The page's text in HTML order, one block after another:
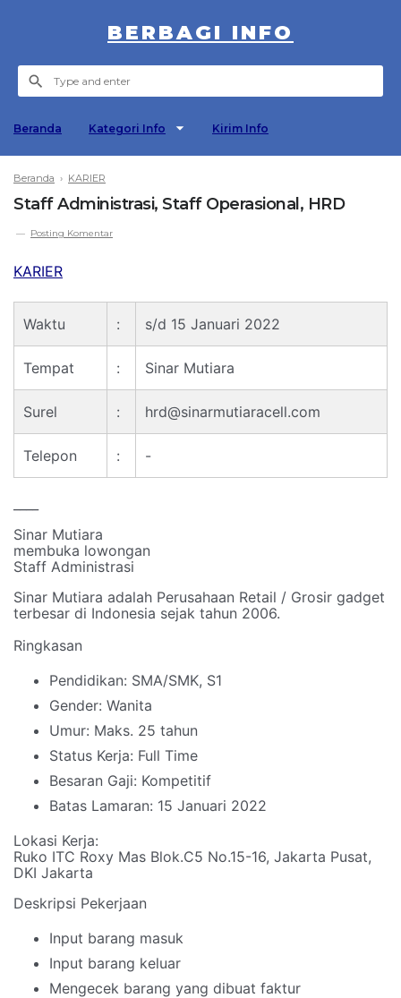
BERBAGI INFO
Beranda Kategori Info Kirim Info
Beranda › KARIER
Staff Administrasi, Staff Operasional, HRD
Posting Komentar
KARIER
Waktu : s/d 15 Januari 2022
Tempat : Sinar Mutiara
Surel : hrd@sinarmutiaracell.com
Telepon : -
Sinar Mutiara
membuka lowongan
Staff Administrasi
Sinar Mutiara adalah Perusahaan Retail / Grosir gadget
terbesar di Indonesia sejak tahun 2006.
Ringkasan
Pendidikan: SMA/SMK, S1
Gender: Wanita
Umur: Maks. 25 tahun
Status Kerja: Full Time
Besaran Gaji: Kompetitif
Batas Lamaran: 15 Januari 2022
Lokasi Kerja:
Ruko ITC Roxy Mas Blok.C5 No.15-16, Jakarta Pusat,
DKI Jakarta
Deskripsi Pekerjaan
Input barang masuk
Input barang keluar
Mengecek barang yang dibuat faktur